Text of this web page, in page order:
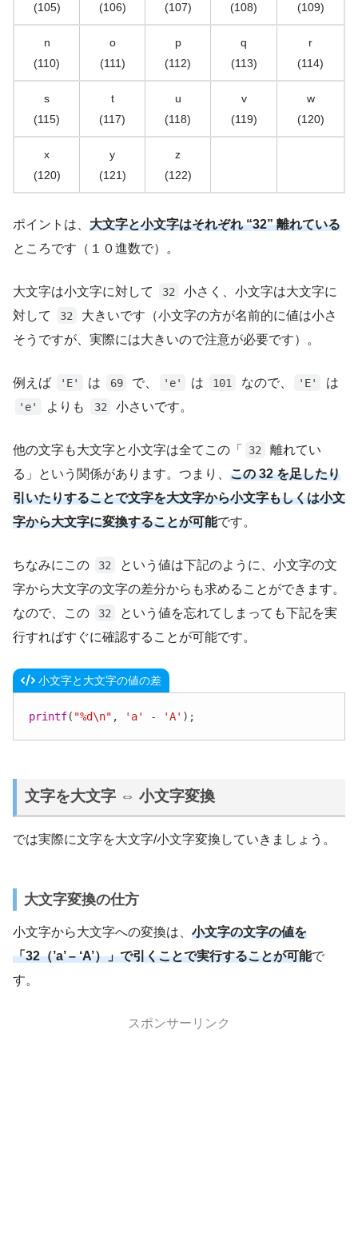
(105)
(106)
(107)
(108)
(109)
n
(110)
o
(111)
p
(112)
q
(113)
r
(114)
s
(115)
t
(117)
u
(118)
v
(119)
w
(120)
x
(120)
y
(121)
z
(122)
ポイントは、 大文字と小文字はそれぞれ “32” 離れている
ところです（１０進数で）。
大文字は小文字に対して 32
小さく、小文字は大文字に
対して
32
大きいです（小文字の方が名前的に値は小さ
そうですが、実際には大きいので注意が必要です）。
例えば 'E' は 69 で、 'e' は 101 なので、 'E' は
'e' よりも 32 小さいです。
他の文字も大文字と小文字は全てこの「 32
離れてい
る」という関係があります。つまり、 この 32 を足したり
引いたりすることで文字を大文字から小文字もしくは小文
字から大文字に変換することが可能です。
ちなみにこの 32
という値は下記のように、小文字の文
字から大文字の文字の差分からも求めることができます。
なので、この
32
という値を忘れてしまっても下記を実
行すればすぐに確認することが可能です。
小文字と大文字の値の差
printf( "%d\n" , 'a' - 'A' );
文字を大文字 ⇔ 小文字変換
では実際に文字を大文字/小文字変換していきましょう。
大文字変換の仕方
小文字から大文字への変換は、 小文字の文字の値を
「32（’a’ – ‘A’）」で引くことで実行することが可能で
す。
スポンサーリンク